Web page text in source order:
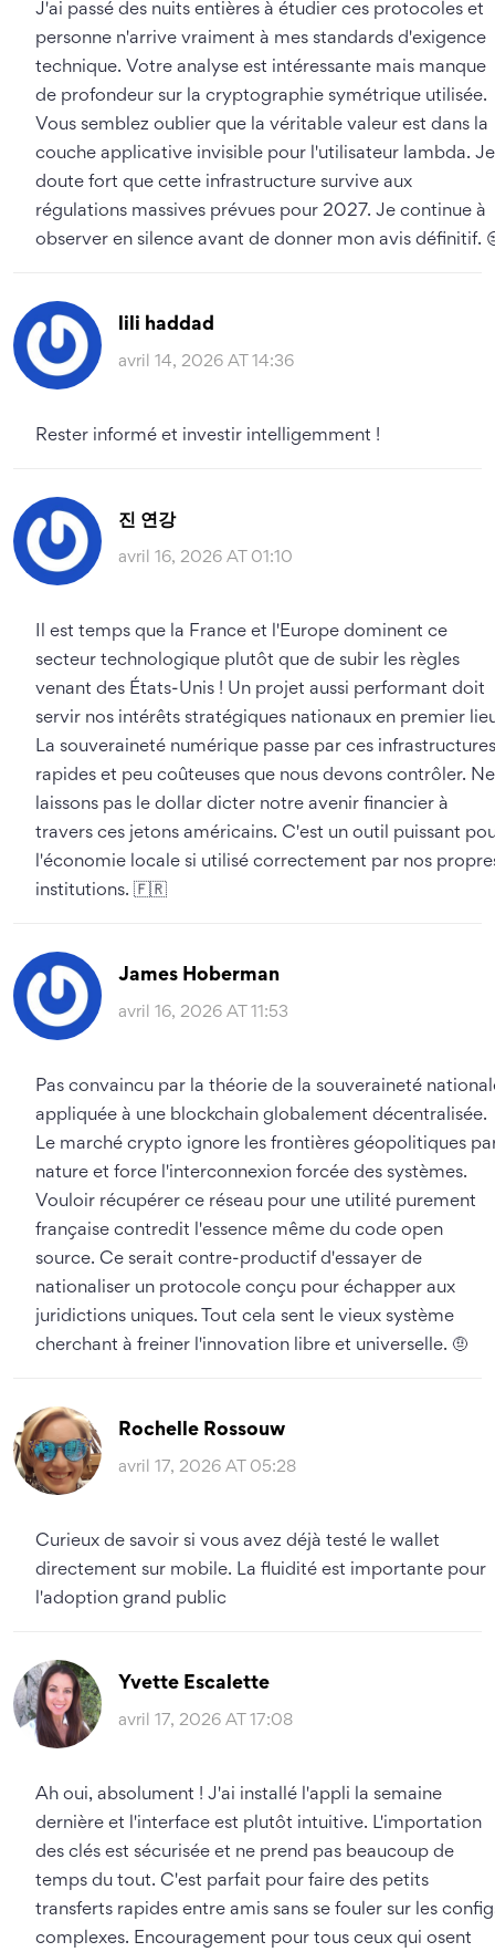
J'ai passé des nuits entières à étudier ces protocoles et
personne n'arrive vraiment à mes standards d'exigence
technique. Votre analyse est intéressante mais manque
de profondeur sur la cryptographie symétrique utilisée.
Vous semblez oublier que la véritable valeur est dans la
couche applicative invisible pour l'utilisateur lambda. Je
doute fort que cette infrastructure survive aux
régulations massives prévues pour 2027. Je continue à
observer en silence avant de donner mon avis définitif.
lili haddad
avril 14, 2026 AT 14:36
Rester informé et investir intelligemment !
진 연강
avril 16, 2026 AT 01:10
Il est temps que la France et l'Europe dominent ce
secteur technologique plutôt que de subir les règles
venant des États-Unis ! Un projet aussi performant doit
servir nos intérêts stratégiques nationaux en premier
La souveraineté numérique passe par ces infrastructures
rapides et peu coûteuses que nous devons contrôler. Ne
laissons pas le dollar dicter notre avenir financier à
travers ces jetons américains. C'est un outil puissant
l'économie locale si utilisé correctement par nos
institutions. 🇫🇷
James Hoberman
avril 16, 2026 AT 11:53
Pas convaincu par la théorie de la souveraineté
appliquée à une blockchain globalement décentralisée.
Le marché crypto ignore les frontières géopolitiques
nature et force l'interconnexion forcée des systèmes.
Vouloir récupérer ce réseau pour une utilité purement
française contredit l'essence même du code open
source. Ce serait contre-productif d'essayer de
nationaliser un protocole conçu pour échapper aux
juridictions uniques. Tout cela sent le vieux système
cherchant à freiner l'innovation libre et universelle. 🤨
Rochelle Rossouw
avril 17, 2026 AT 05:28
Curieux de savoir si vous avez déjà testé le wallet
directement sur mobile. La fluidité est importante pour
l'adoption grand public
Yvette Escalette
avril 17, 2026 AT 17:08
Ah oui, absolument ! J'ai installé l'appli la semaine
dernière et l'interface est plutôt intuitive. L'importation
des clés est sécurisée et ne prend pas beaucoup de
temps du tout. C'est parfait pour faire des petits
transferts rapides entre amis sans se fouler sur les
complexes. Encouragement pour tous ceux qui osent